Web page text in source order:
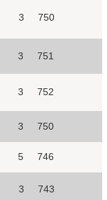
3 750
3 751
3 752
3 750
5 746
3 743